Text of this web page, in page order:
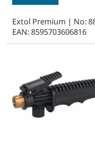
Extol Premium | No:
EAN: 8595703606816